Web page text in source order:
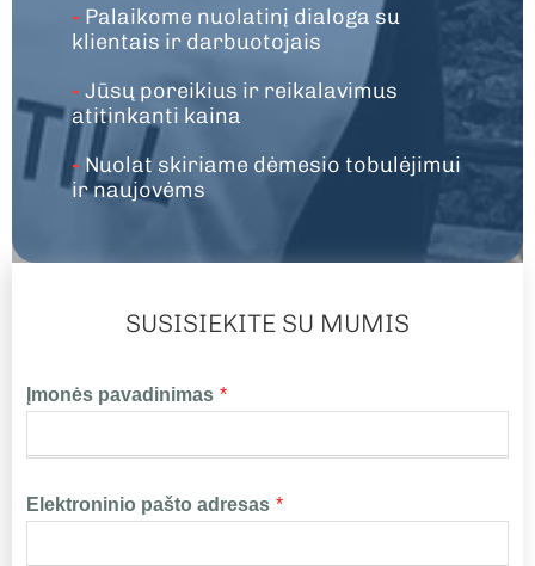
- Palaikome nuolatinį dialoga su
klientais ir darbuotojais
- Jūsų poreikius ir reikalavimus
atitinkanti kaina
- Nuolat skiriame dėmesio tobulėjimui
ir naujovėms
SUSISIEKITE SU MUMIS
Įmonės pavadinimas *
Elektroninio pašto adresas *